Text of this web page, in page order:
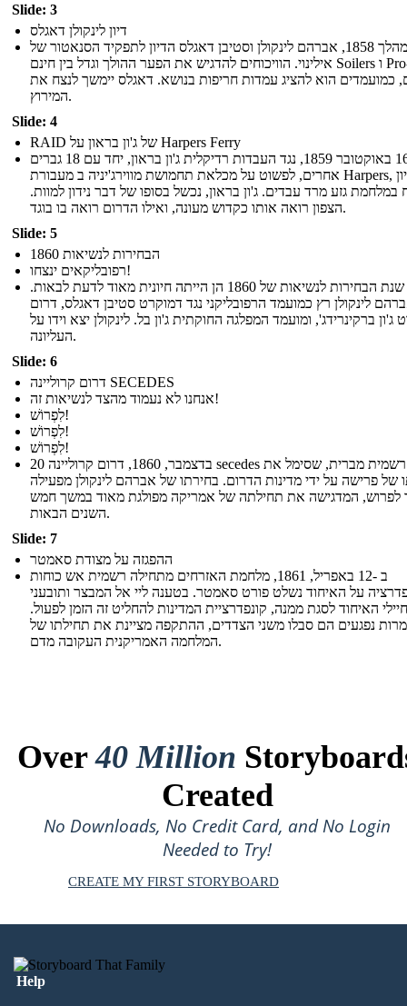
Slide: 3
דיון לינקולן דאגלס
במהלך 1858, אברהם לינקולן וסטיבן דאגלס הדיון לתפקיד הסנאטור של
אילינוי. הוויכוחים להדגיש את הפער ההולך וגדל בין חינם Soilers ו Pro-סוחרי
כמועמדים הוא להציג עמדות חריפות בנושא. דאגלס יימשך לנצח את
המירוץ.
Slide: 4
RAID של ג'ון בראון על Harpers Ferry
ב- 16 באוקטובר 1859, נגד העבדות רדיקלית ג'ון בראון, יחד עם 18 גברים
אחרים, לפשוט על מכלאת תחמושת מווירג'יניה ב מעבורת Harpers, בניסיון
במלחמת גזע מרד עבדים. ג'ון בראון, נכשל בסופו של דבר נידון למוות.
הצפון רואה אותו כקדוש מעונה, ואילו הדרום רואה בו בוגד.
Slide: 5
הבחירות לנשיאות 1860
רפובליקאים ינצחו!
שנת הבחירות לנשיאות של 1860 הן הייתה חיונית מאוד לדעת לבאות.
לינקולן רץ כמועמד הרפובליקני נגד דמוקרט סטיבן דאגלס, דרום
ג'ון ברקינרידג', ומועמד המפלגה החוקתית ג'ון בל. לינקולן יצא וידו על
העליונה.
Slide: 6
דרום קרוליינה SECEDES
אנחנו לא נעמוד מהצד לנשיאות זה!
לִפְרוֹשׁ!
לִפְרוֹשׁ!
לִפְרוֹשׁ!
20 בדצמבר, 1860, דרום קרוליינה secedes רשמית מברית, שסימל את
של פרישה על ידי מדינות הדרום. בחירתו של אברהם לינקולן מפעילה
לפרוש, המדגישה את תחילתה של אמריקה מפולגת מאוד במשך חמש
השנים הבאות.
Slide: 7
ההפגזה על מצודת סאמטר
ב -12 באפריל, 1861, מלחמת האזרחים מתחילה רשמית אש כוחות
על האיחוד נשלט פורט סאמטר. בטענה ליי אל המבצר ותובעני
חיילי האיחוד לסגת ממנה, קונפדרציית המדינות להחליט זה הזמן לפעול.
נפגעים הם סבלו משני הצדדים, ההתקפה מציינת את תחילתו של
המלחמה האמריקנית העקובה מדם.
Over40 Million
Created
No Downloads, No Credit Card, and No Login
Needed to Try!
CREATE MY FIRST STORYBOARD
Help